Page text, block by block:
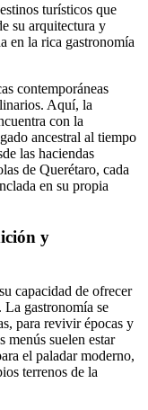
turísticos que
su arquitectura y
en la rica gastronomía
contemporáneas
Aquí, la
con la
ancestral al tiempo
las haciendas
de Querétaro, cada
en su propia
y
capacidad de ofrecer
La gastronomía se
para revivir épocas y
menús suelen estar
el paladar moderno,
terrenos de la